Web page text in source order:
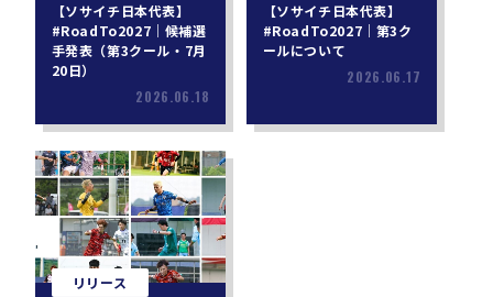
【ソサイチ日本代表】
#RoadTo2027｜候補選
手発表（第3クール・7月
20日）
2026.06.18
【ソサイチ日本代表】
#RoadTo2027｜第3ク
ールについて
2026.06.17
リリース